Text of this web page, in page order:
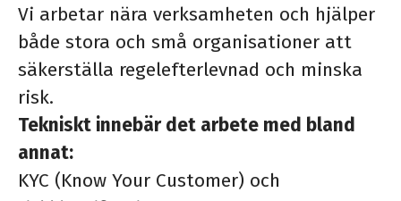
Vi arbetar nära verksamheten och hjälper
både stora och små organisationer att
säkerställa regelefterlevnad och minska
risk.
Tekniskt innebär det arbete med bland
annat:
KYC (Know Your Customer) och